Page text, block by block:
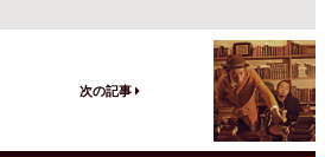
次の記事